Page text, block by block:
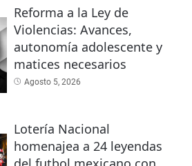
Reforma a la Ley de
Violencias: Avances,
autonomía adolescente y
matices necesarios
Agosto 5, 2026
Lotería Nacional
homenajea a 24 leyendas